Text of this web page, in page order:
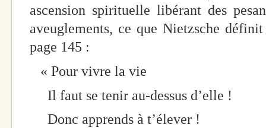
ascension spirituelle libérant des
aveuglements, ce que Nietzsche
page 145 :
« Pour vivre la vie
Il faut se tenir au-dessus d’elle !
Donc apprends à t’élever !